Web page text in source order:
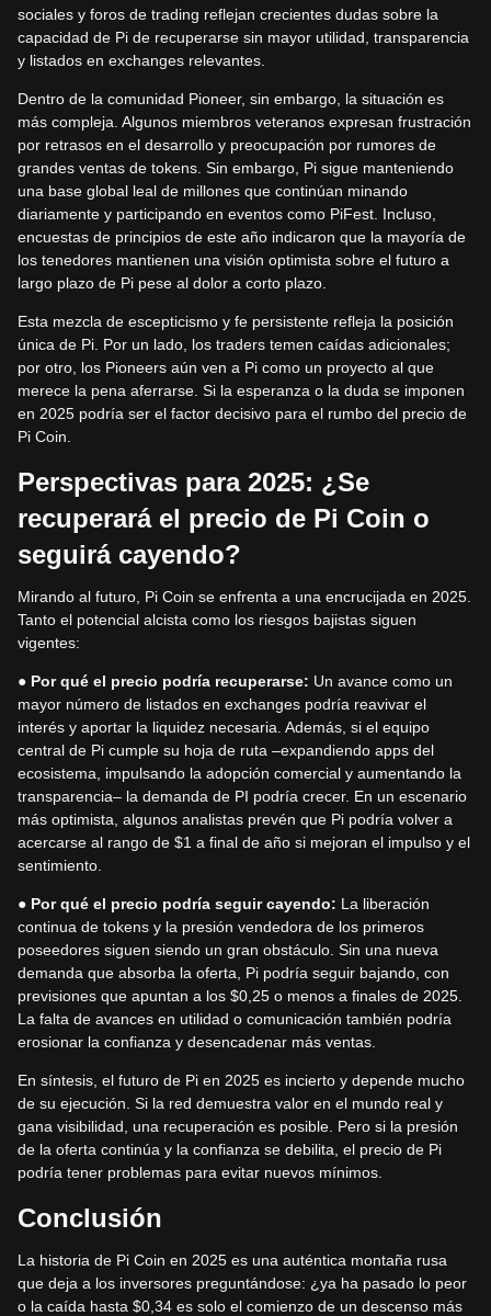
sociales y foros de trading reflejan crecientes dudas sobre la
capacidad de Pi de recuperarse sin mayor utilidad, transparencia
y listados en exchanges relevantes.
Dentro de la comunidad Pioneer, sin embargo, la situación es
más compleja. Algunos miembros veteranos expresan frustración
por retrasos en el desarrollo y preocupación por rumores de
grandes ventas de tokens. Sin embargo, Pi sigue manteniendo
una base global leal de millones que continúan minando
diariamente y participando en eventos como PiFest. Incluso,
encuestas de principios de este año indicaron que la mayoría de
los tenedores mantienen una visión optimista sobre el futuro a
largo plazo de Pi pese al dolor a corto plazo.
Esta mezcla de escepticismo y fe persistente refleja la posición
única de Pi. Por un lado, los traders temen caídas adicionales;
por otro, los Pioneers aún ven a Pi como un proyecto al que
merece la pena aferrarse. Si la esperanza o la duda se imponen
en 2025 podría ser el factor decisivo para el rumbo del precio de
Pi Coin.
Perspectivas para 2025: ¿Se
recuperará el precio de Pi Coin o
seguirá cayendo?
Mirando al futuro, Pi Coin se enfrenta a una encrucijada en 2025.
Tanto el potencial alcista como los riesgos bajistas siguen
vigentes:
● Por qué el precio podría recuperarse: Un avance como un
mayor número de listados en exchanges podría reavivar el
interés y aportar la liquidez necesaria. Además, si el equipo
central de Pi cumple su hoja de ruta –expandiendo apps del
ecosistema, impulsando la adopción comercial y aumentando la
transparencia– la demanda de PI podría crecer. En un escenario
más optimista, algunos analistas prevén que Pi podría volver a
acercarse al rango de $1 a final de año si mejoran el impulso y el
sentimiento.
● Por qué el precio podría seguir cayendo: La liberación
continua de tokens y la presión vendedora de los primeros
poseedores siguen siendo un gran obstáculo. Sin una nueva
demanda que absorba la oferta, Pi podría seguir bajando, con
previsiones que apuntan a los $0,25 o menos a finales de 2025.
La falta de avances en utilidad o comunicación también podría
erosionar la confianza y desencadenar más ventas.
En síntesis, el futuro de Pi en 2025 es incierto y depende mucho
de su ejecución. Si la red demuestra valor en el mundo real y
gana visibilidad, una recuperación es posible. Pero si la presión
de la oferta continúa y la confianza se debilita, el precio de Pi
podría tener problemas para evitar nuevos mínimos.
Conclusión
La historia de Pi Coin en 2025 es una auténtica montaña rusa
que deja a los inversores preguntándose: ¿ya ha pasado lo peor
o la caída hasta $0,34 es solo el comienzo de un descenso más